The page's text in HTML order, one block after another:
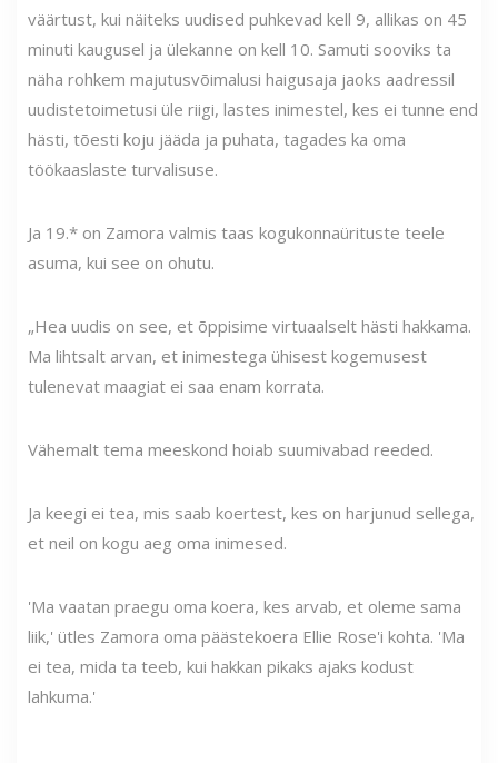
väärtust, kui näiteks uudised puhkevad kell 9, allikas on 45
minuti kaugusel ja ülekanne on kell 10. Samuti sooviks ta
näha rohkem majutusvõimalusi haigusaja jaoks aadressil
uudistetoimetusi üle riigi, lastes inimestel, kes ei tunne end
hästi, tõesti koju jääda ja puhata, tagades ka oma
töökaaslaste turvalisuse.
Ja 19.* on Zamora valmis taas kogukonnaürituste teele
asuma, kui see on ohutu.
„Hea uudis on see, et õppisime virtuaalselt hästi hakkama.
Ma lihtsalt arvan, et inimestega ühisest kogemusest
tulenevat maagiat ei saa enam korrata.
Vähemalt tema meeskond hoiab suumivabad reeded.
Ja keegi ei tea, mis saab koertest, kes on harjunud sellega,
et neil on kogu aeg oma inimesed.
'Ma vaatan praegu oma koera, kes arvab, et oleme sama
liik,' ütles Zamora oma päästekoera Ellie Rose'i kohta. 'Ma
ei tea, mida ta teeb, kui hakkan pikaks ajaks kodust
lahkuma.'